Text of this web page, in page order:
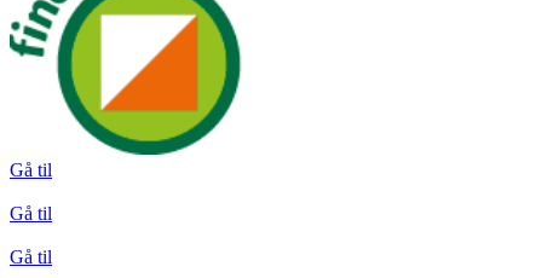
Gå til
Gå til
Gå til